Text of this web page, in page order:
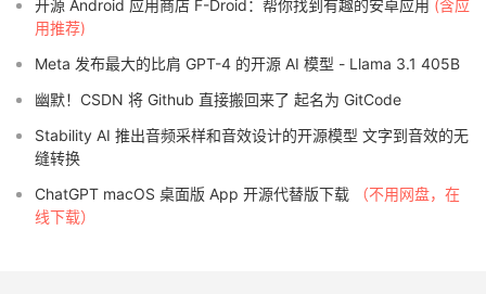
开源 Android 应用商店 F-Droid：帮你找到有趣的安卓应用 (含应
用推荐)
Meta 发布最大的比肩 GPT-4 的开源 AI 模型 - Llama 3.1 405B
幽默！CSDN 将 Github 直接搬回来了 起名为 GitCode
Stability AI 推出音频采样和音效设计的开源模型 文字到音效的无
缝转换
ChatGPT macOS 桌面版 App 开源代替版下载
（不用网盘，在
线下载）